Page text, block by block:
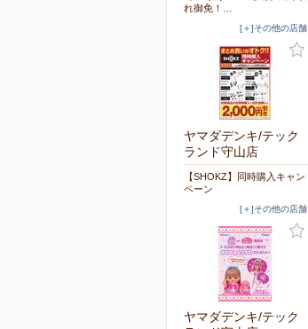
れ御免！…
[＋]その他の店舗
ヤマダデンキ/テック
ランド守山店
【SHOKZ】同時購入キャン
ペーン
[＋]その他の店舗
ヤマダデンキ/テック